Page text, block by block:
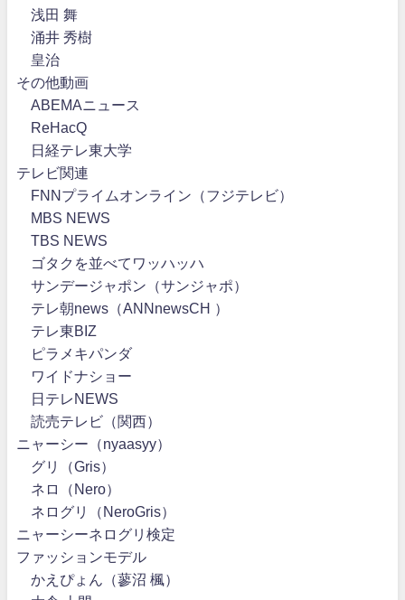
浅田 舞
涌井 秀樹
皇治
その他動画
ABEMAニュース
ReHacQ
日経テレ東大学
テレビ関連
FNNプライムオンライン（フジテレビ）
MBS NEWS
TBS NEWS
ゴタクを並べてワッハッハ
サンデージャポン（サンジャポ）
テレ朝news（ANNnewsCH ）
テレ東BIZ
ピラメキパンダ
ワイドナショー
日テレNEWS
読売テレビ（関西）
ニャーシー（nyaasyy）
グリ（Gris）
ネロ（Nero）
ネログリ（NeroGris）
ニャーシーネログリ検定
ファッションモデル
かえぴょん（蓼沼 楓）